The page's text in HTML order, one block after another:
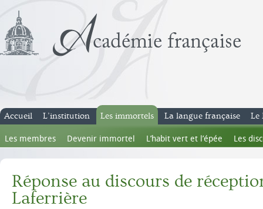
Accueil L’institution Les immortels
Les membres Devenir immortel L’habit vert et l’épée Les
La langue française Le
Réponse au discours de
Laferrière